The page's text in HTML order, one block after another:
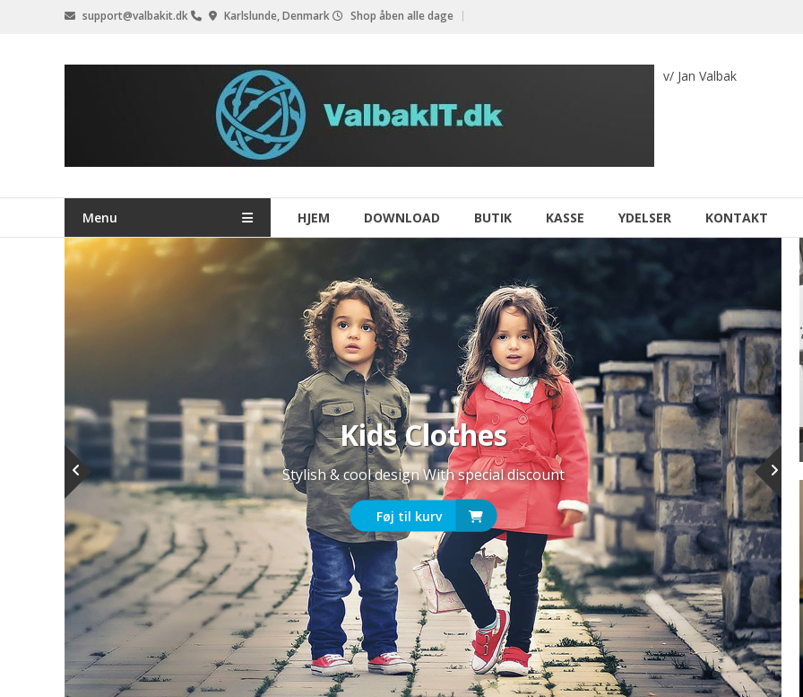
support@valbakit.dk Karlslunde, Denmark Shop åben alle dage
v/ Jan Valbak
Menu HJEM DOWNLOAD BUTIK KASSE YDELSER KONTAKT
Kids Clothes
Stylish & cool design With special discount
Føj til kurv